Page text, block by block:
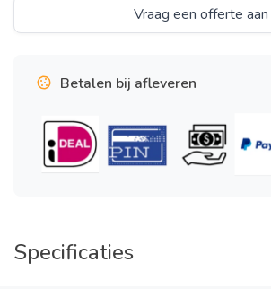
Vraag een offerte aan
Betalen bij afleveren
Specificaties